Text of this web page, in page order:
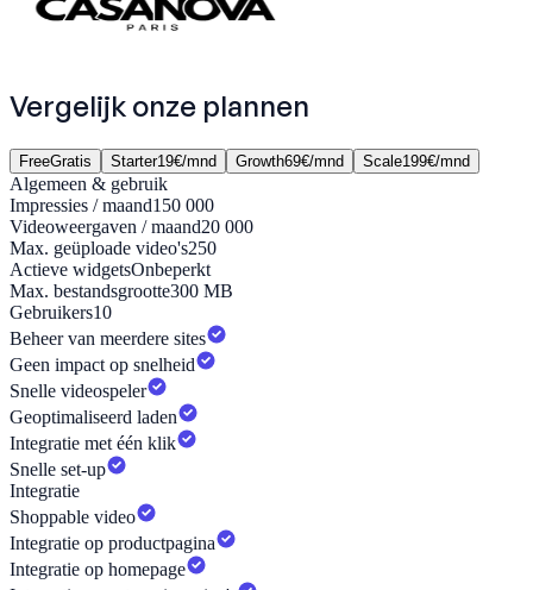
Vergelijk onze plannen
FreeGratis Starter19€/mnd Growth69€/mnd Scale199€/mnd
Algemeen & gebruik
Impressies / maand150 000
Videoweergaven / maand20 000
Max. geüploade video's250
Actieve widgetsOnbeperkt
Max. bestandsgrootte300 MB
Gebruikers10
Beheer van meerdere sites
Geen impact op snelheid
Snelle videospeler
Geoptimaliseerd laden
Integratie met één klik
Snelle set-up
Integratie
Shoppable video
Integratie op productpagina
Integratie op homepage